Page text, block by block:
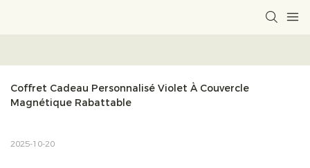
Coffret Cadeau Personnalisé Violet À Couvercle
Magnétique Rabattable
2025-10-20